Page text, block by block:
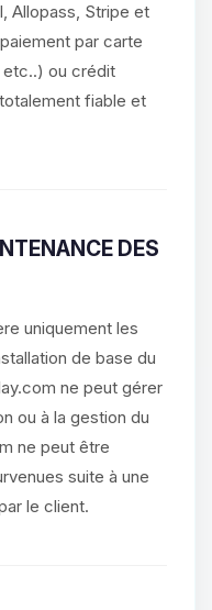
Allopass, Stripe et
par carte
etc..) ou crédit
fiable et
DES
uniquement les
de base du
ne peut gérer
ou à la gestion du
ne peut être
suite à une
le client.